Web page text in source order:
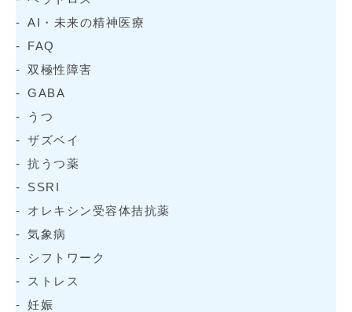
AI・未来の精神医療
FAQ
双極性障害
GABA
うつ
ザズベイ
抗うつ薬
SSRI
オレキシン受容体拮抗薬
気象病
シフトワーク
ストレス
妊娠